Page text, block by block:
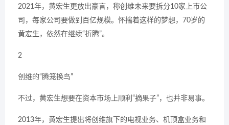
2021年，黄宏生更放出豪言，称创维未来要拆分10家上市公
司，每家公司要做到百亿规模。怀揣着这样的梦想，70岁的
黄宏生，依然在继续“折腾”。
2
创维的“腾笼换鸟”
不过，黄宏生想要在资本市场上顺利“摘果子”，也并非易事。
2013年，黄宏生提出将创维旗下的电视业务、机顶盒业务和